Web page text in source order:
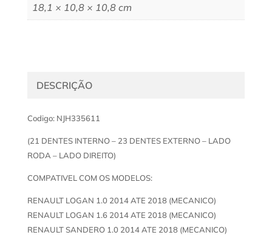
18,1 × 10,8 × 10,8 cm
DESCRIÇÃO
Codigo: NJH335611
(21 DENTES INTERNO – 23 DENTES EXTERNO – LADO
RODA – LADO DIREITO)
COMPATIVEL COM OS MODELOS:
RENAULT LOGAN 1.0 2014 ATE 2018 (MECANICO)
RENAULT LOGAN 1.6 2014 ATE 2018 (MECANICO)
RENAULT SANDERO 1.0 2014 ATE 2018 (MECANICO)